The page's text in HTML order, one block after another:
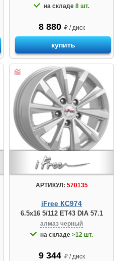
на складе 8 шт.
8 880 ₽ / диск
купить
АРТИКУЛ: 570135
iFree КС974
6.5x16 5/112 ET43 DIA 57.1
алмаз черный
на складе >12 шт.
9 344 ₽ / диск